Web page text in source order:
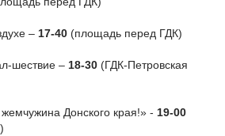
– 17-40 (площадь перед ГДК)
шествие – 18-30 (ГДК-Петровская
Донского края!» - 19-00